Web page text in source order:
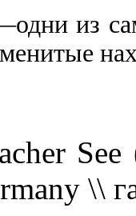
из
\\